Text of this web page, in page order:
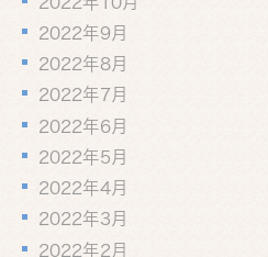
2022年9月
2022年8月
2022年7月
2022年6月
2022年5月
2022年4月
2022年3月
2022年2月